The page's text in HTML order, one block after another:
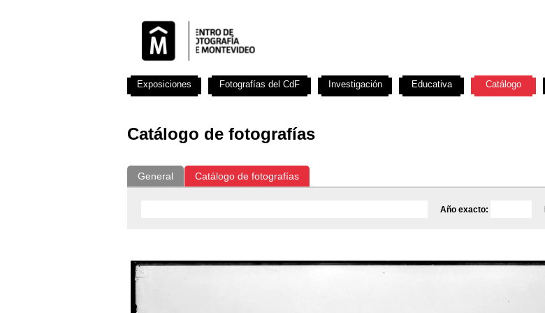
Catálogo de fotografías
General Catálogo de fotografías
Año exacto:
Exposiciones Fotografías del CdF Investigación Educativa Catálogo